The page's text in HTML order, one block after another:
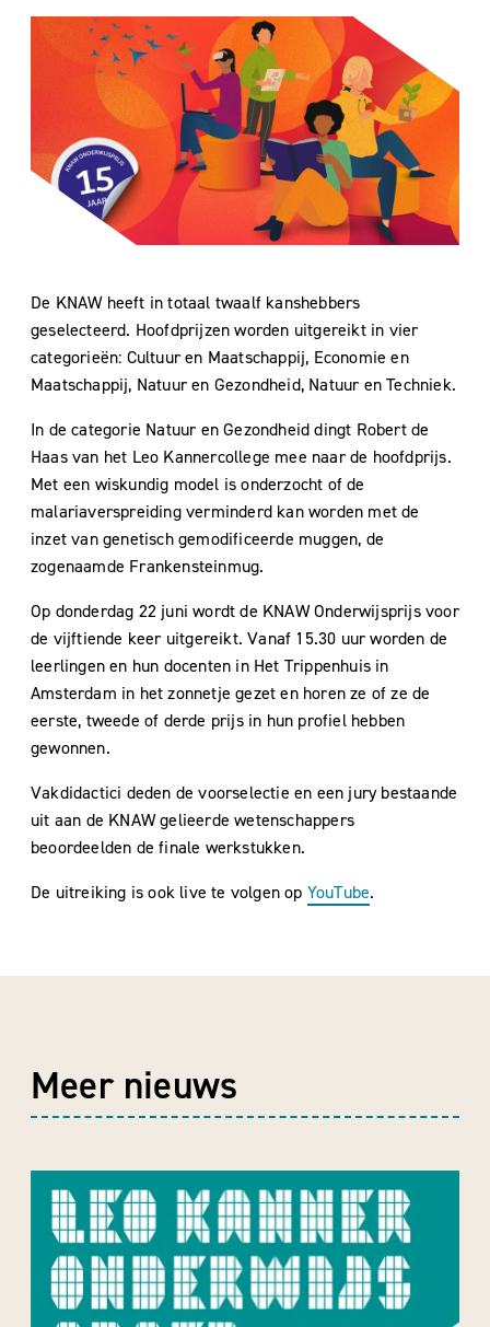
De KNAW heeft in totaal twaalf kanshebbers
geselecteerd. Hoofdprijzen worden uitgereikt in vier
categorieën: Cultuur en Maatschappij, Economie en
Maatschappij, Natuur en Gezondheid, Natuur en Techniek.
In de categorie Natuur en Gezondheid dingt Robert de
Haas van het Leo Kannercollege mee naar de hoofdprijs.
Met een wiskundig model is onderzocht of de
malariaverspreiding verminderd kan worden met de
inzet van genetisch gemodificeerde muggen, de
zogenaamde Frankensteinmug.
Op donderdag 22 juni wordt de KNAW Onderwijsprijs voor
de vijftiende keer uitgereikt. Vanaf 15.30 uur worden de
leerlingen en hun docenten in Het Trippenhuis in
Amsterdam in het zonnetje gezet en horen ze of ze de
eerste, tweede of derde prijs in hun profiel hebben
gewonnen.
Vakdidactici deden de voorselectie en een jury bestaande
uit aan de KNAW gelieerde wetenschappers
beoordeelden de finale werkstukken.
De uitreiking is ook live te volgen op YouTube.
Meer nieuws